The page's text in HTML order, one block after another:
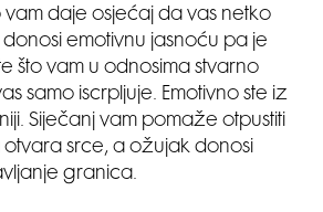
vam daje osjećaj da vas netko
emotivnu jasnoću pa je
što vam u odnosima stvarno
samo iscrpljuje. Emotivno ste iz
Siječanj vam pomaže otpustiti
otvara srce, a ožujak donosi
granica.